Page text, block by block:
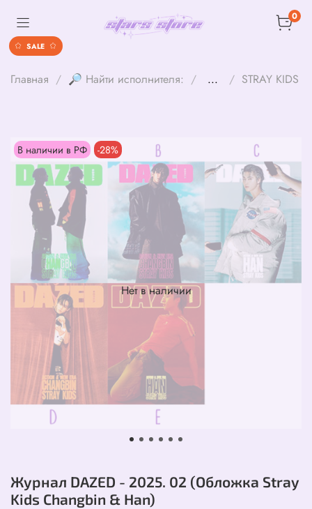
0
Главная 🔎 Найти исполнителя: ... STRAY KIDS
Нет в наличии
В наличии в РФ -28%
Журнал DAZED - 2025. 02 (Обложка Stray
Kids Changbin & Han)